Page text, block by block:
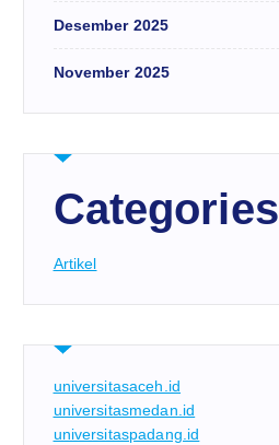
Desember 2025
November 2025
Categories
Artikel
universitasaceh.id
universitasmedan.id
universitaspadang.id